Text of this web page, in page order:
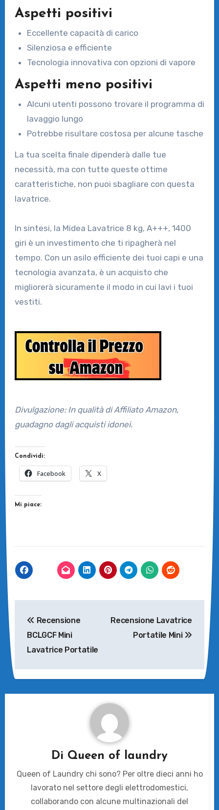
Aspetti positivi
Eccellente capacità di carico
Silenziosa e efficiente
Tecnologia innovativa con opzioni di vapore
Aspetti meno positivi
Alcuni utenti possono trovare il programma di
lavaggio lungo
Potrebbe risultare costosa per alcune tasche
La tua scelta finale dipenderà dalle tue
necessità, ma con tutte queste ottime
caratteristiche, non puoi sbagliare con questa
lavatrice.
In sintesi, la Midea Lavatrice 8 kg, A+++, 1400
giri è un investimento che ti ripagherà nel
tempo. Con un asilo efficiente dei tuoi capi e una
tecnologia avanzata, è un acquisto che
migliorerà sicuramente il modo in cui lavi i tuoi
vestiti.
Divulgazione: In qualità di Affiliato Amazon,
guadagno dagli acquisti idonei.
Condividi:
Facebook X
Mi piace:
articoli
Recensione
BCLGCF Mini
Lavatrice Portatile
Recensione Lavatrice
Portatile Mini
Di Queen of laundry
Queen of Laundry chi sono? Per oltre dieci anni ho
lavorato nel settore degli elettrodomestici,
collaborando con alcune multinazionali del